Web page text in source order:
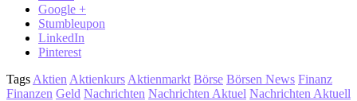
Google +
Stumbleupon
LinkedIn
Pinterest
Tags Aktien Aktienkurs Aktienmarkt Börse Börsen News Finanz
Finanzen Geld Nachrichten Nachrichten Aktuel Nachrichten Aktuell